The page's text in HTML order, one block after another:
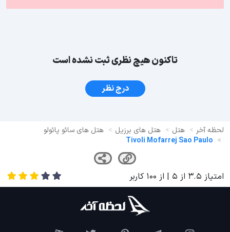
تاکنون هیچ نظری ثبت نشده است
درج نظر
لحظه آخر هتل هتل های برزیل
هتل های سائو پائولو
Tivoli Mofarrej Sao Paulo
امتیاز 3.5 از 5 | از 100 کاربر